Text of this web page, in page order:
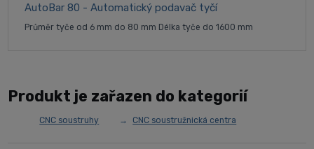
AutoBar 80 - Automatický podavač tyčí
Průměr tyče od 6 mm do 80 mm Délka tyče do 1600 mm
Produkt je zařazen do kategorií
CNC soustruhy CNC soustružnická centra